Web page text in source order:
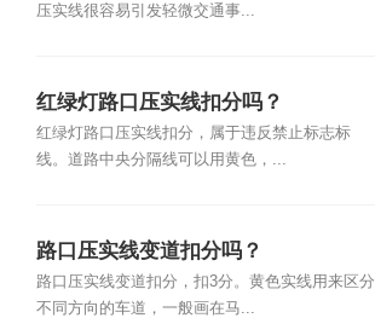
压实线很容易引发轻微交通事...
红绿灯路口压实线扣分吗？
红绿灯路口压实线扣分，属于违反禁止标志标
线。道路中央分隔线可以用黄色，...
路口压实线变道扣分吗？
路口压实线变道扣分，扣3分。黄色实线用来区分
不同方向的车道，一般画在马...